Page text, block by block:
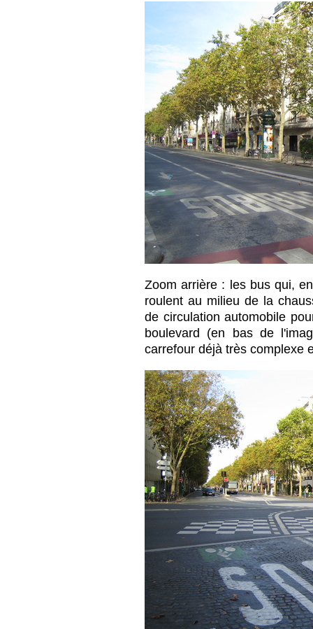
Zoom arrière : les bus qui,
roulent au milieu de la
de circulation automobile
boulevard (en bas de
carrefour déjà très complexe